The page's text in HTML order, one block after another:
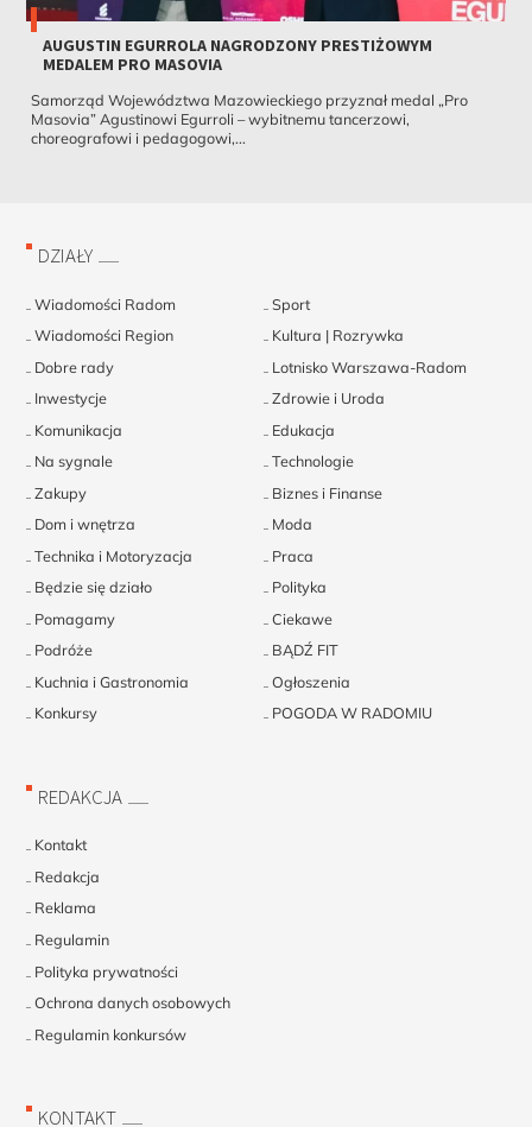
AUGUSTIN EGURROLA NAGRODZONY PRESTIŻOWYM
MEDALEM PRO MASOVIA
Samorząd Województwa Mazowieckiego przyznał medal „Pro
Masovia” Agustinowi Egurroli – wybitnemu tancerzowi,
choreografowi i pedagogowi,...
DZIAŁY
Wiadomości Radom
Sport
Wiadomości Region
Kultura | Rozrywka
Dobre rady
Lotnisko Warszawa-Radom
Inwestycje
Zdrowie i Uroda
Komunikacja
Edukacja
Na sygnale
Technologie
Zakupy
Biznes i Finanse
Dom i wnętrza
Moda
Technika i Motoryzacja
Praca
Będzie się działo
Polityka
Pomagamy
Ciekawe
Podróże
BĄDŹ FIT
Kuchnia i Gastronomia
Ogłoszenia
Konkursy
POGODA W RADOMIU
REDAKCJA
Kontakt
Redakcja
Reklama
Regulamin
Polityka prywatności
Ochrona danych osobowych
Regulamin konkursów
KONTAKT